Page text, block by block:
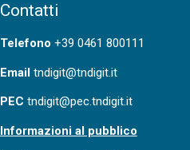
Telefono +39 0461 800111
Emailtndigit@tndigit.it
PEC tndigit@pec.tndigit.it
Informazioni al pubblico
Contatti